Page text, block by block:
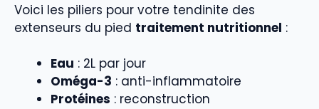
Voici les piliers pour votre tendinite des
extenseurs du pied traitement nutritionnel :
Eau : 2L par jour
Oméga-3 : anti-inflammatoire
Protéines : reconstruction